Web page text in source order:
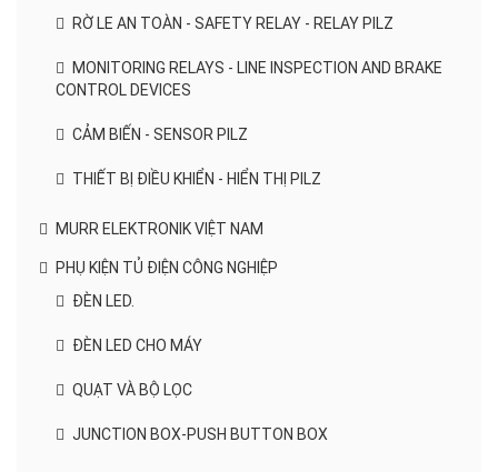
RỜ LE AN TOÀN - SAFETY RELAY - RELAY PILZ
MONITORING RELAYS - LINE INSPECTION AND BRAKE
CONTROL DEVICES
CẢM BIẾN - SENSOR PILZ
THIẾT BỊ ĐIỀU KHIỂN - HIỂN THỊ PILZ
MURR ELEKTRONIK VIỆT NAM
PHỤ KIỆN TỦ ĐIỆN CÔNG NGHIỆP
ĐÈN LED.
ĐÈN LED CHO MÁY
QUẠT VÀ BỘ LỌC
JUNCTION BOX-PUSH BUTTON BOX